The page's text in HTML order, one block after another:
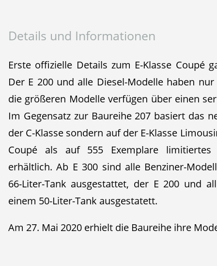
Details und Informationen
Erste offizielle Details zum E-Klasse Coupé
Der E 200 und alle Diesel-Modelle haben
die größeren Modelle verfügen über einen
Im Gegensatz zur Baureihe 207 basiert das
der C-Klasse sondern auf der E-Klasse
Coupé als auf 555 Exemplare limitiertes
erhältlich. Ab E 300 sind alle Benziner-
66-Liter-Tank ausgestattet, der E 200 und
einem 50-Liter-Tank ausgestatett.
Am 27. Mai 2020 erhielt die Baureihe ihre